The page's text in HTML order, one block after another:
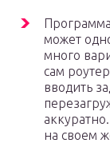
может
много
сам
вводить
на своем